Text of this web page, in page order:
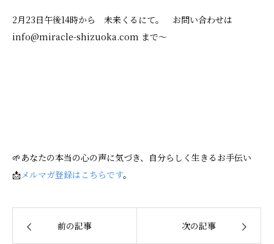
2月23日午後14時から 未来くるにて。 お問い合わせは
info@miracle-shizuoka.com まで〜
🌱あなたの本当の心の声に気づき、自分らしく生きるお手伝い
📩メルマガ登録はこちらです。
前の記事 次の記事